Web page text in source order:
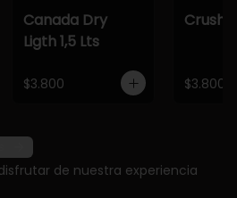
Canada Dry
Ligth 1,5 Lts
$3.800
Crush
$3.800
de nuestra experiencia